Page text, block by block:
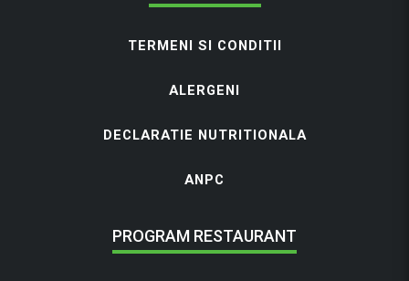
TERMENI SI CONDITII
ALERGENI
DECLARATIE NUTRITIONALA
ANPC
PROGRAM RESTAURANT